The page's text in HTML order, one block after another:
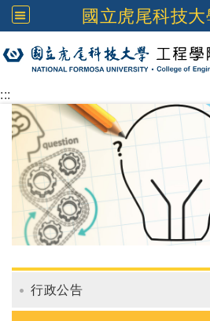
國立虎尾科技
跳到主要內
:::
行政公告